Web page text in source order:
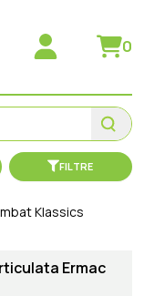
0
FILTRE
Klassics
Ermac